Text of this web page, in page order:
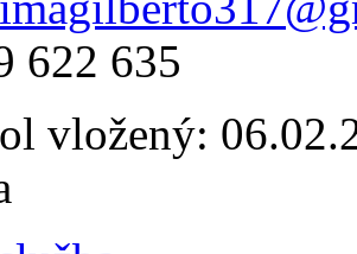
622 635
vložený: